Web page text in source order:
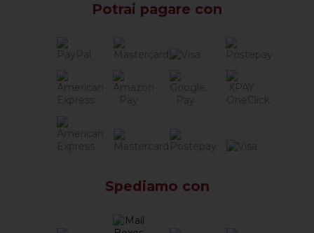
Potrai pagare con
Spediamo con